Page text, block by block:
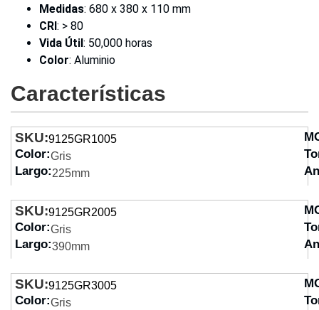
Medidas: 680 x 380 x 110 mm
CRI : > 80
Vida Útil : 50,000 horas
Color: Aluminio
Características
SKU:9125GR1005
Color:Gris
Largo:225mm
SKU:9125GR2005
Color:Gris
Largo:390mm
SKU:9125GR3005
Color:Gris